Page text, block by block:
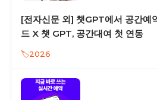
[전자신문 외] 챗GPT에서 공간예
드 X 챗 GPT, 공간대여 첫 연동
2026